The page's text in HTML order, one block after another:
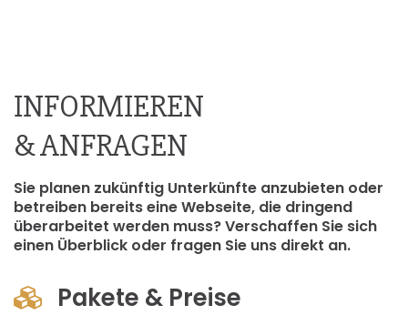
INFORMIEREN
& ANFRAGEN
Sie planen zukünftig Unterkünfte anzubieten oder
betreiben bereits eine Webseite, die dringend
überarbeitet werden muss? Verschaffen Sie sich
einen Überblick oder fragen Sie uns direkt an.
Pakete & Preise